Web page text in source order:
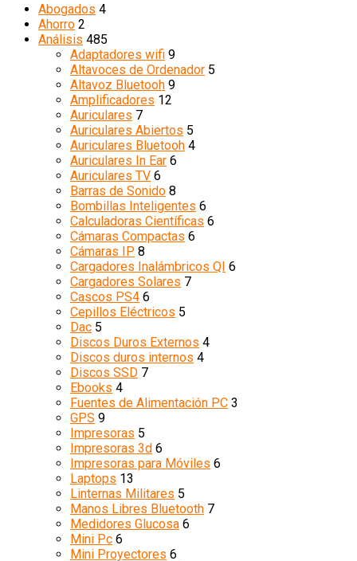
Abogados 4
Ahorro 2
Análisis 485
Adaptadores wifi 9
Altavoces de Ordenador 5
Altavoz Bluetooh 9
Amplificadores 12
Auriculares 7
Auriculares Abiertos 5
Auriculares Bluetooh 4
Auriculares In Ear 6
Auriculares TV 6
Barras de Sonido 8
Bombillas Inteligentes 6
Calculadoras Científicas 6
Cámaras Compactas 6
Cámaras IP 8
Cargadores Inalámbricos QI 6
Cargadores Solares 7
Cascos PS4 6
Cepillos Eléctricos 5
Dac 5
Discos Duros Externos 4
Discos duros internos 4
Discos SSD 7
Ebooks 4
Fuentes de Alimentación PC 3
GPS 9
Impresoras 5
Impresoras 3d 6
Impresoras para Móviles 6
Laptops 13
Linternas Militares 5
Manos Libres Bluetooth 7
Medidores Glucosa 6
Mini Pc 6
Mini Proyectores 6